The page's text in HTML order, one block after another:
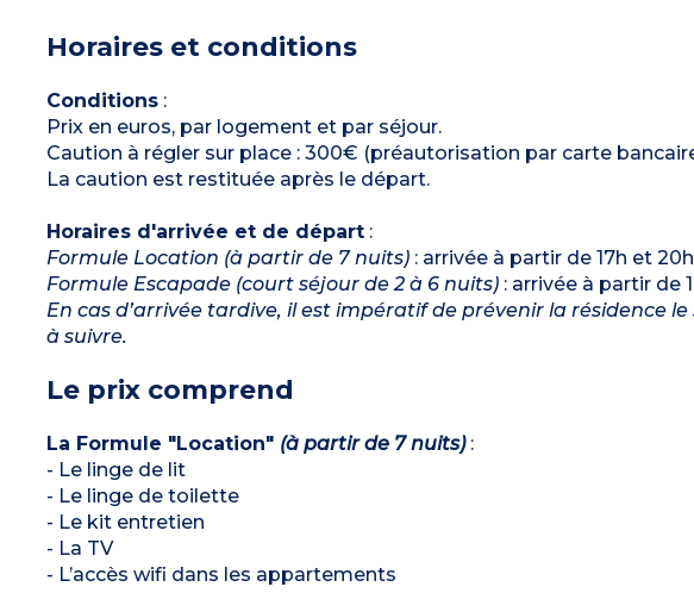
Cabine avec 2 lits superposés (90 x 190 cm)
Salle de douche, WC (séparé ou dans la salle de
Terrasse couverte
Hébergement climatisé
Horaires et conditions
Conditions:
Prix en euros, par logement et par séjour.
Caution à régler sur place : 300€ (préautorisation par carte
La caution est restituée après le départ.
Horaires d'arrivée et de départ:
Formule Location (à partir de 7 nuits): arrivée à partir de 17h et
Formule Escapade (court séjour de 2 à 6 nuits): arrivée à partir de
En cas d’arrivée tardive, il est impératif de prévenir la résidence
à suivre.
Le prix comprend
La Formule "Location" (à partir de 7 nuits):
- Le linge de lit
- Le linge de toilette
- Le kit entretien
- La TV
- L’accès wifi dans les appartements